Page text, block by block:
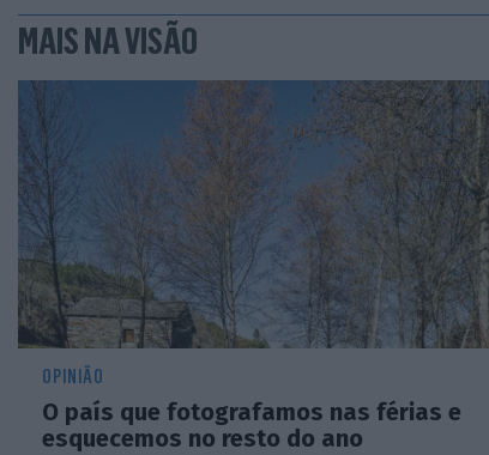
MAIS NA VISÃO
OPINIÃO
O país que fotografamos nas férias e
esquecemos no resto do ano